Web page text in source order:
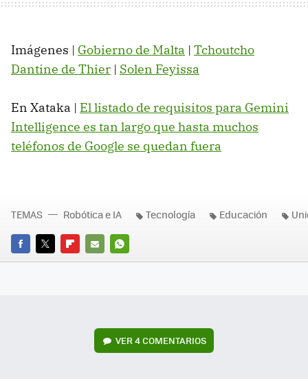
Imágenes | Gobierno de Malta | Tchoutcho
Dantine de Thier | Solen Feyissa
En Xataka | El listado de requisitos para Gemini
Intelligence es tan largo que hasta muchos
teléfonos de Google se quedan fuera
FACEBOOK
TWITTERFLIPBOARD
E-
WHATSAPP
TEMAS Robótica e IA Tecnología Educación
VER 4 COMENTARIOS